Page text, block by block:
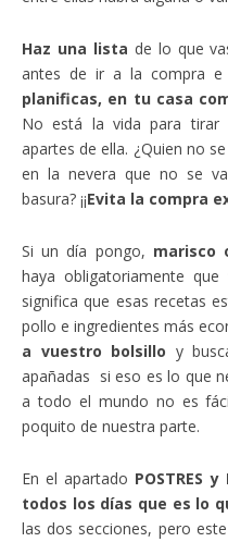
Haz una lista de lo que
antes de ir a la compra e
planificas, en tu casa
No está la vida para
apartes de ella. ¿Quien no
en la nevera que no se
basura? ¡¡Evita la compra
Si un día pongo, marisco
haya obligatoriamente que
significa que esas recetas
pollo e ingredientes más
a vuestro bolsillo y
apañadas si eso es lo que
a todo el mundo no es
poquito de nuestra parte.
En el apartado POSTRES y
todos los días que es lo
las dos secciones, pero